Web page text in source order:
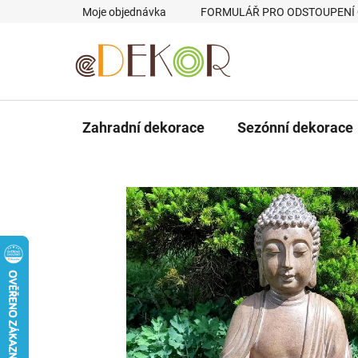
Moje objednávka FORMULÁŘ PRO
Zahradní dekorace Sezónní dekorace